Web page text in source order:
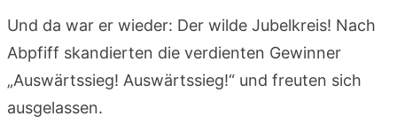
Und da war er wieder: Der wilde Jubelkreis! Nach
Abpfiff skandierten die verdienten Gewinner
„Auswärtssieg! Auswärtssieg!“ und freuten sich
ausgelassen.